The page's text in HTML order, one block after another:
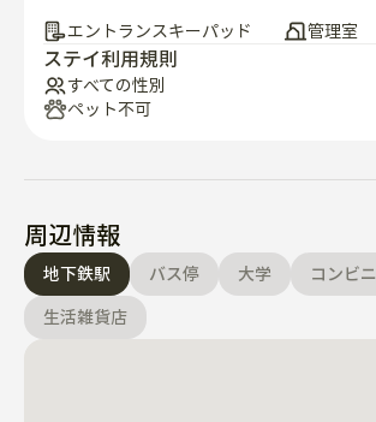
*無料寝具サービス
一般的に、食品廃棄物の処理と分別収集
けません）
宿泊施設ではなく、短期賃貸契約の場合
タオルをご持参いただきますようお願い
エントランスキーパッド 管理室
ステイ利用規則
すべての性別
ペット不可
周辺情報
地下鉄駅 バス停 大学
コンビニ
生活雑貨店